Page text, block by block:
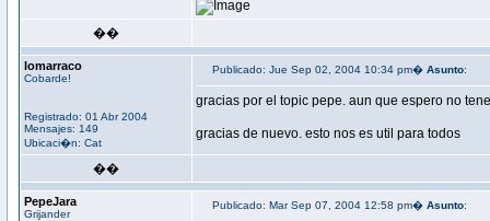
��
lomarraco
Cobarde!
Registrado: 01 Abr 2004
Mensajes: 149
Ubicaci�n: Cat
Publicado: Jue Sep 02, 2004 10:34 pm� Asunto:
gracias por el topic pepe. aun que espero no
gracias de nuevo. esto nos es util para todos
��
PepeJara
Grijander
Publicado: Mar Sep 07, 2004 12:58 pm� Asunto: